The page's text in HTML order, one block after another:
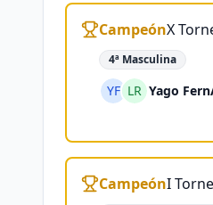
CampeónX
4ª Masculina
YF LR Yago
CampeónI